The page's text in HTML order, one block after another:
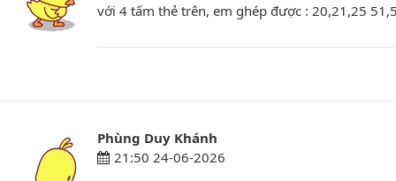
với 4 tấm thẻ trên, em ghép được : 20,21,25
Phùng Duy Khánh
21:50 24-06-2026